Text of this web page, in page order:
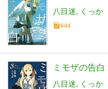
八目迷 くっか
644
ミモザの告
八目迷 くっか